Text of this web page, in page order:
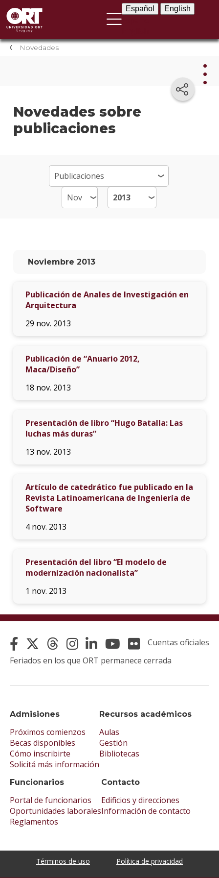
Español English
Novedades
Novedades sobre
publicaciones
Noviembre 2013
Publicación de Anales de Investigación en
Arquitectura
29 nov. 2013
Publicación de “Anuario 2012,
Maca/Diseño”
18 nov. 2013
Presentación de libro “Hugo Batalla: Las
luchas más duras”
13 nov. 2013
Artículo de catedrático fue publicado en la
Revista Latinoamericana de Ingeniería de
Software
4 nov. 2013
Presentación del libro “El modelo de
modernización nacionalista”
1 nov. 2013
Admisiones
Próximos comienzos
Becas disponibles
Cómo inscribirte
Solicitá más información
Recursos académicos
Aulas
Gestión
Bibliotecas
Funcionarios
Portal de funcionarios
Oportunidades laborales
Reglamentos
Contacto
Edificios y direcciones
Información de contacto
Cuentas oficiales
Feriados en los que ORT permanece cerrada
Términos de uso Política de privacidad